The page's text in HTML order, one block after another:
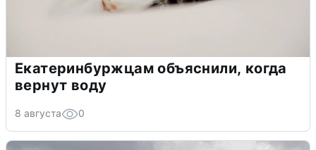
Екатеринбуржцам объяснили, когда
вернут воду
8 августа 0